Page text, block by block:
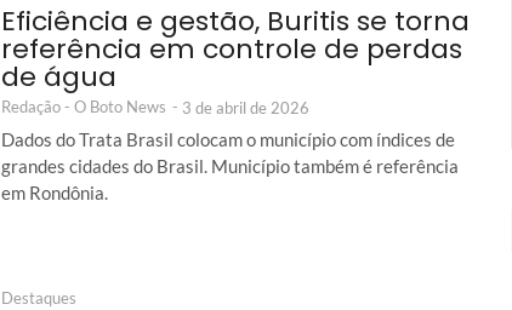
Eficiência e gestão, Buritis se torna
referência em controle de perdas
de água
Redação - O Boto News - 3 de abril de 2026
Dados do Trata Brasil colocam o município com índices de
grandes cidades do Brasil. Município também é referência
em Rondônia.
Destaques